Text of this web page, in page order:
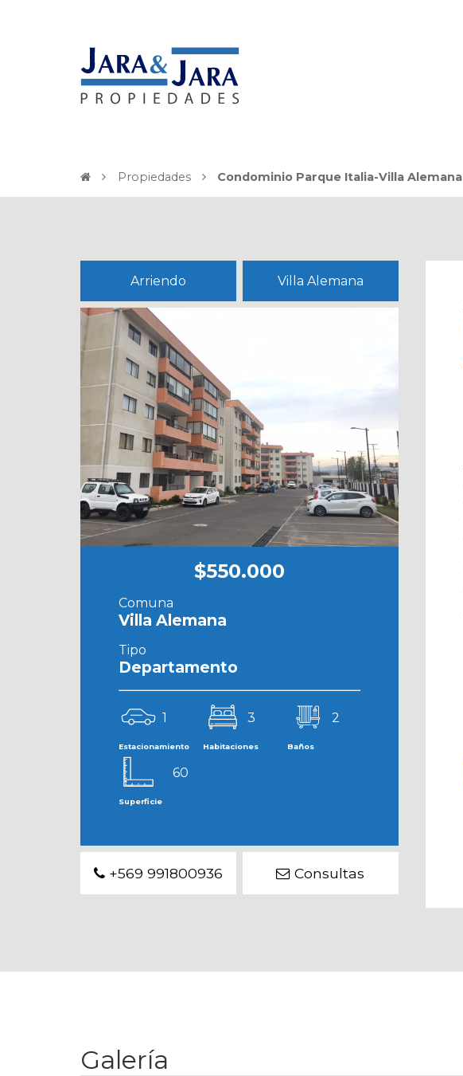
Propiedades Condominio Parque Italia-Villa Alemana
Arriendo Villa Alemana
$550.000
Comuna
Villa Alemana
Tipo
Departamento
1
Estacionamiento
3
Habitaciones
2
Baños
60
Superficie
+569 991800936 Consultas
Galería